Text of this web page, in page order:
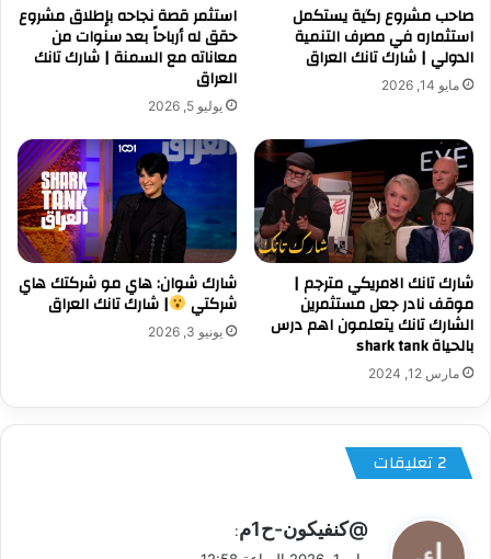
صاحب مشروع رگية يستكمل
استثماره في مصرف التنمية
الدولي | شارك تانك العراق
مايو 14, 2026
استثمر قصة نجاحه بإطلاق مشروع
حقق له أرباحاً بعد سنوات من
معاناته مع السمنة | شارك تانك
العراق
يوليو 5, 2026
شارك تانك الامريكي مترجم |
موقف نادر جعل مستثمرين
الشارك تانك يتعلمون اهم درس
بالحياة shark tank
مارس 12, 2024
شارك شوان: هاي مو شركتك هاي
شركتي | شارك تانك العراق
يونيو 3, 2026
‫2 تعليقات
ي
@كنفيكون-ح1م
: